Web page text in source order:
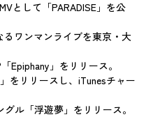
として「PARADISE」を公
るワンマンライブを東京・大
Epiphany」をリリース。
をリリースし、iTunesチャー
ル「浮遊夢」をリリース。